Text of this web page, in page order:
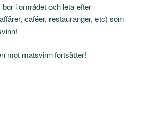
i området och leta efter
caféer, restauranger, etc) som
mot matsvinn fortsätter!